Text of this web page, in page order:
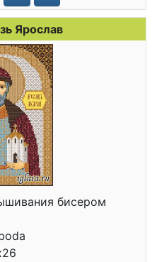
Ярослав
бисером